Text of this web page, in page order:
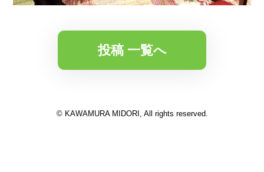
投稿 一覧へ
© KAWAMURA MIDORI, All rights reserved.